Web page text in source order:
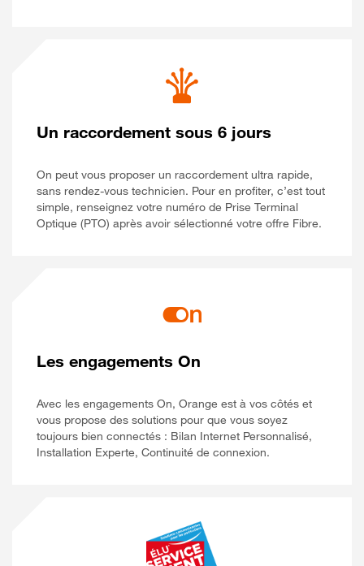
Un raccordement sous 6 jours
On peut vous proposer un raccordement ultra rapide,
sans rendez-vous technicien. Pour en profiter, c’est tout
simple, renseignez votre numéro de Prise Terminal
Optique (PTO) après avoir sélectionné votre offre Fibre.
Les engagements On
Avec les engagements On, Orange est à vos côtés et
vous propose des solutions pour que vous soyez
toujours bien connectés : Bilan Internet Personnalisé,
Installation Experte, Continuité de connexion.